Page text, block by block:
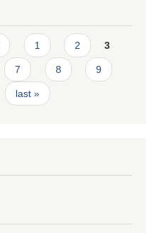
1 2 3
7 8 9
last »